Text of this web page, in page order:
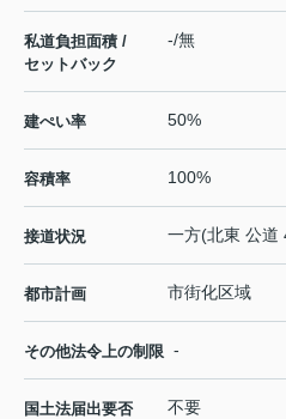
私道負担面積 /
セットバック
-/無
建ぺい率 50%
容積率 100%
接道状況 一方(北東 公道
都市計画 市街化区域
その他法令上の制限 -
国土法届出要否 不要